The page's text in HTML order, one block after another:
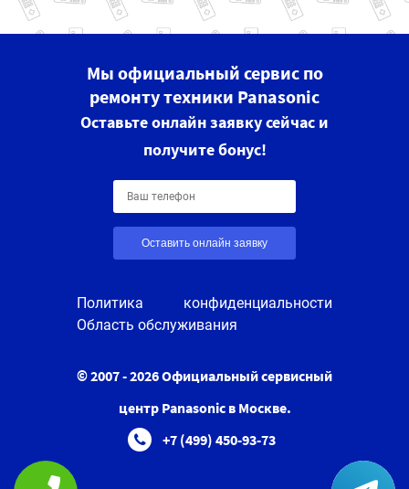
Мы официальный сервис по
ремонту техники Panasonic
Оставьте онлайн заявку сейчас и
получите бонус!
Оставить онлайн заявку
Политика конфиденциальности
Область обслуживания
© 2007 - 2026 Официальный сервисный
центр Panasonic в Москве.
+7 (499) 450-93-73